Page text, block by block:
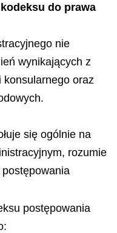
do prawa
nie
wynikających z
konsularnego oraz
się ogólnie na
rozumie
postępowania